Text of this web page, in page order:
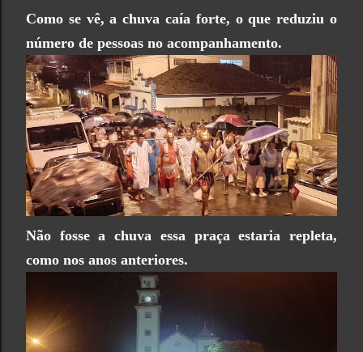
Como se vê, a chuva caía forte, o que reduziu o
número de pessoas no acompanhamento.
Não fosse a chuva essa praça estaria repleta,
como nos anos anteriores.